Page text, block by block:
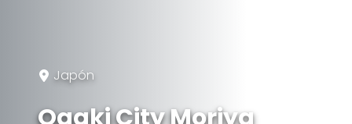
Japón
Ogaki City Moriya